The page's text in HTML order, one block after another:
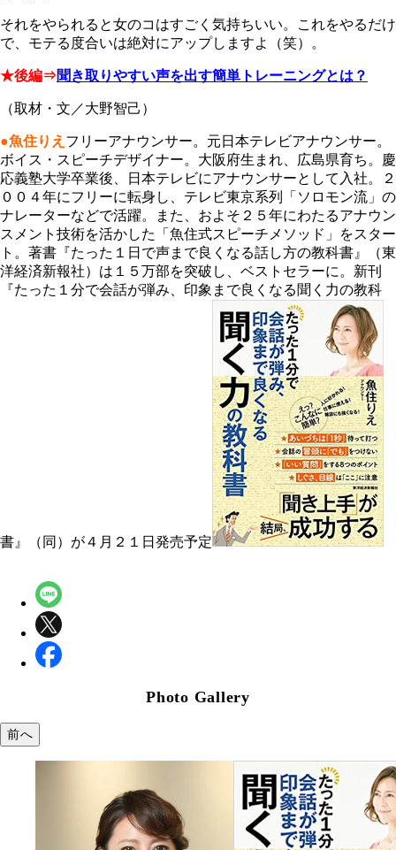
それをやられると女のコはすごく気持ちいい。これをやるだけ
で、モテる度合いは絶対にアップしますよ（笑）。
★後編⇒聞き取りやすい声を出す簡単トレーニングとは？
（取材・文／大野智己）
●魚住りえ フリーアナウンサー。元日本テレビアナウンサー。
ボイス・スピーチデザイナー。大阪府生まれ、広島県育ち。慶
応義塾大学卒業後、日本テレビにアナウンサーとして入社。２
００４年にフリーに転身し、テレビ東京系列「ソロモン流」の
ナレーターなどで活躍。また、およそ２５年にわたるアナウン
スメント技術を活かした「魚住式スピーチメソッド」をスター
ト。著書『たった１日で声まで良くなる話し方の教科書』（東
洋経済新報社）は１５万部を突破し、ベストセラーに。新刊
『たった１分で会話が弾み、印象まで良くなる聞く力の教科
書』（同）が４月２１日発売予定
Photo Gallery
前へ